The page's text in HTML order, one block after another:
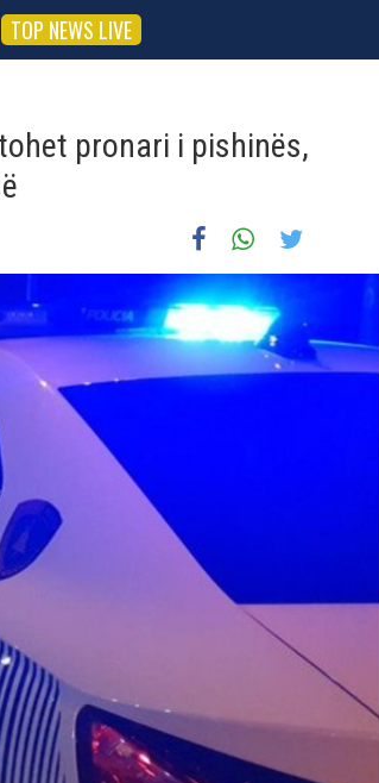
TOP NEWS LIVE
pronari i pishinës,